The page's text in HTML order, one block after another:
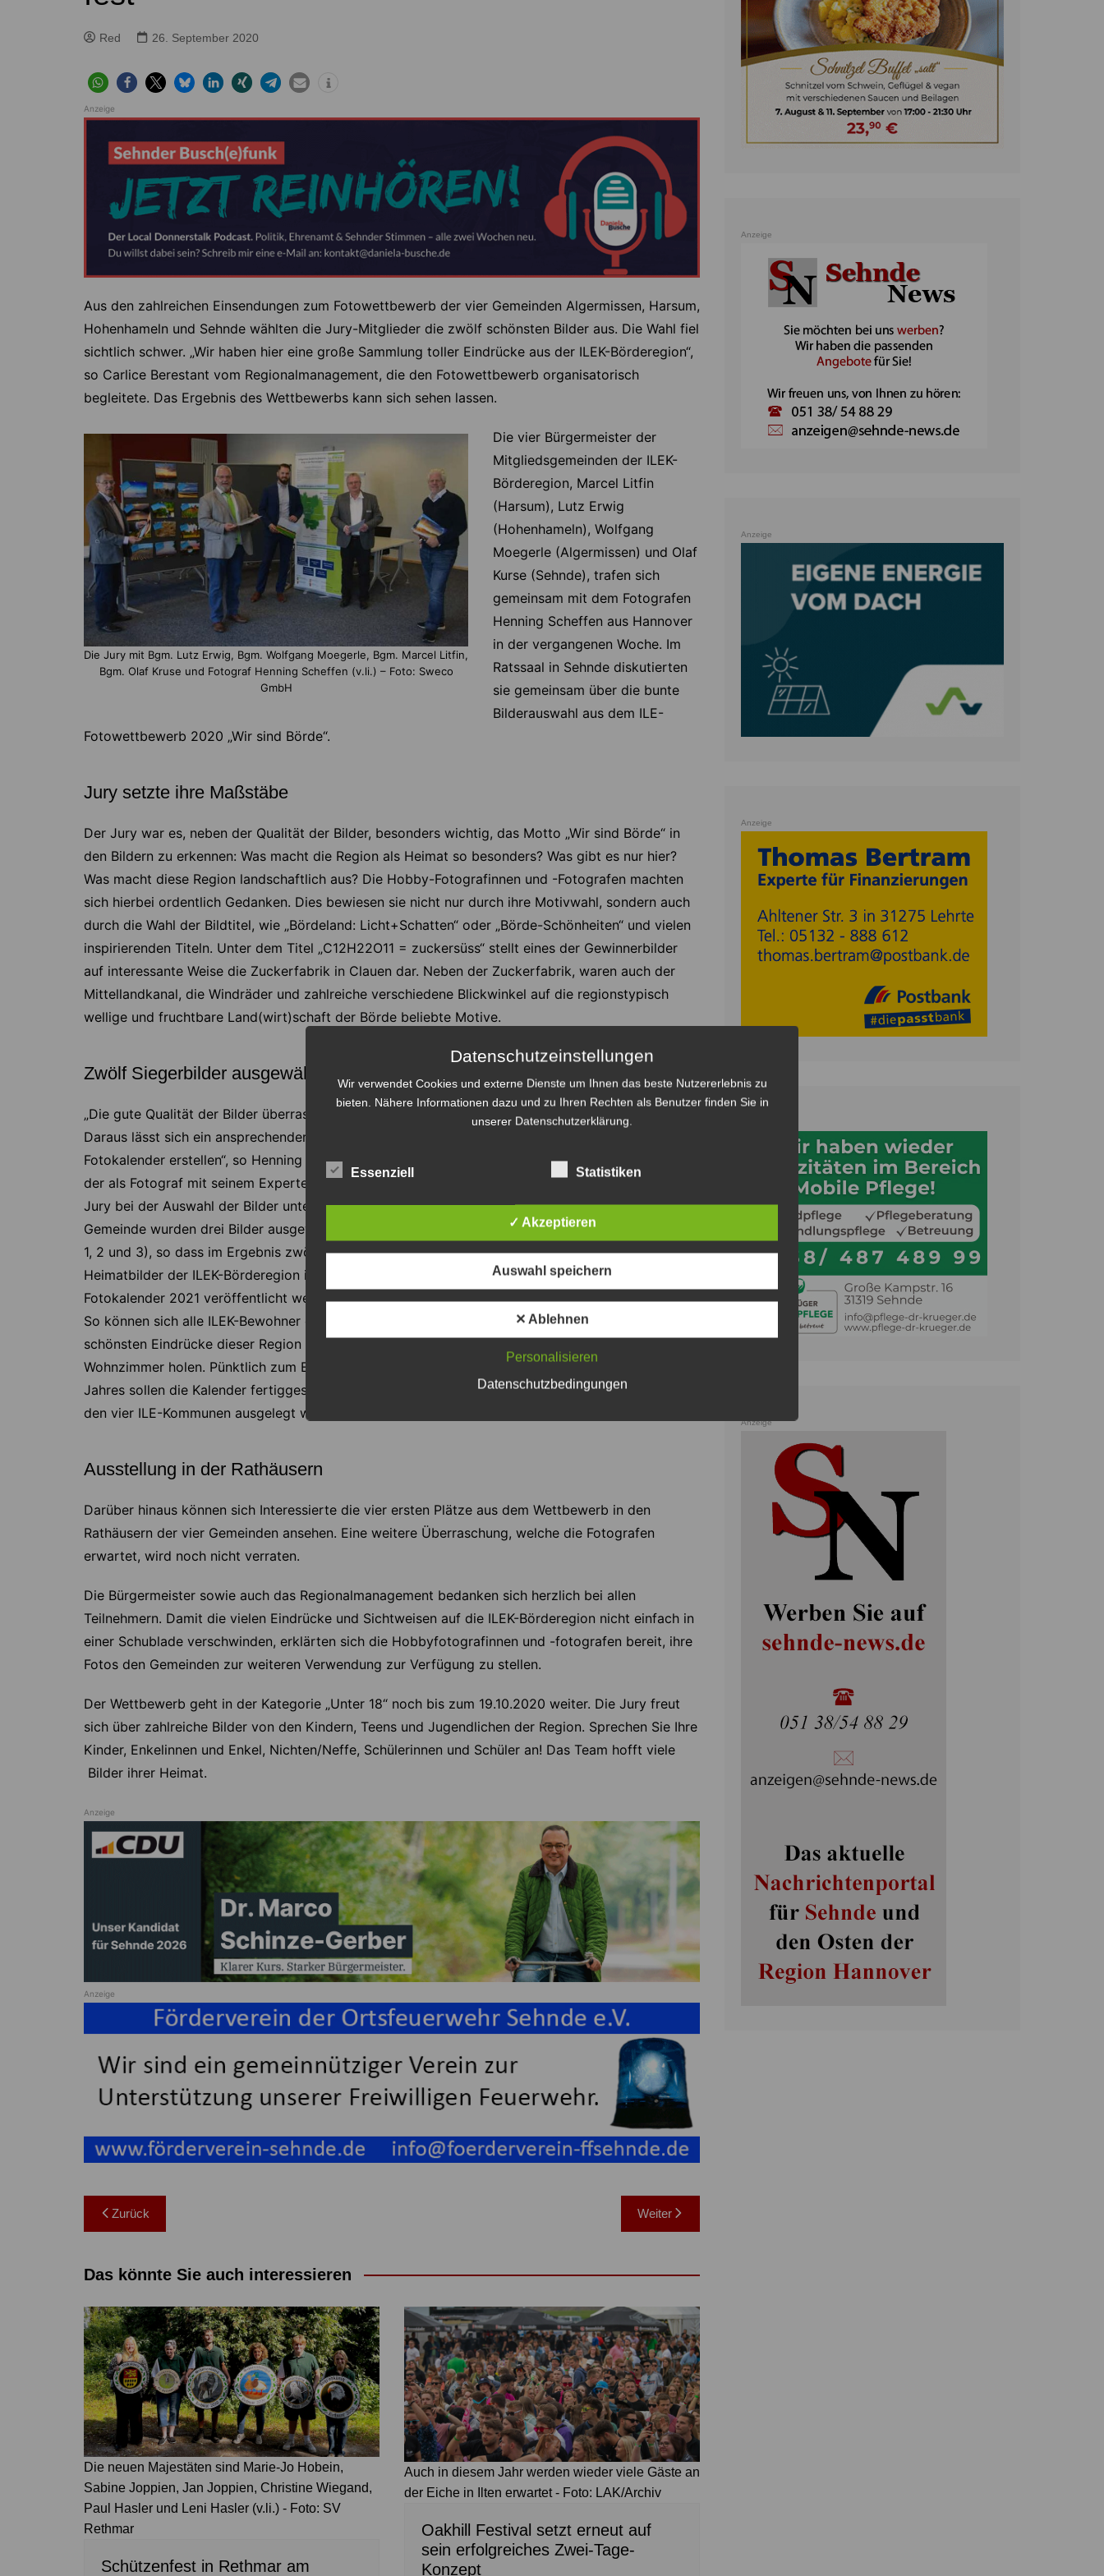
Höver
Ilten
Köthenwald
Müllingen
Rethmar
Sehnde
Wassel
Wehmingen
Wirringen
Ramhorst
Sievershausen
Tennis/Tischtennis
Kunst
Theater
Vorträge
Red 26. September 2020
Anzeige
Aus den zahlreichen Einsendungen zum Fotowettbewerb der vier Gemeinden Algermissen, Harsum,
Hohenhameln und Sehnde wählten die Jury-Mitglieder die zwölf schönsten Bilder aus. Die Wahl fiel
sichtlich schwer. „Wir haben hier eine große Sammlung toller Eindrücke aus der ILEK-Börderegion“,
so Carlice Berestant vom Regionalmanagement, die den Fotowettbewerb organisatorisch
begleitete. Das Ergebnis des Wettbewerbs kann sich sehen lassen.
Die Jury mit Bgm. Lutz Erwig, Bgm. Wolfgang Moegerle, Bgm. Marcel Litfin,
Bgm. Olaf Kruse und Fotograf Henning Scheffen (v.li.) – Foto: Sweco
GmbH
Die vier Bürgermeister der
Mitgliedsgemeinden der ILEK-
Börderegion, Marcel Litfin
(Harsum), Lutz Erwig
(Hohenhameln), Wolfgang
Moegerle (Algermissen) und Olaf
Kurse (Sehnde), trafen sich
gemeinsam mit dem Fotografen
Henning Scheffen aus Hannover
in der vergangenen Woche. Im
Ratssaal in Sehnde diskutierten
sie gemeinsam über die bunte
Bilderauswahl aus dem ILE-
Fotowettbewerb 2020 „Wir sind Börde“.
Jury setzte ihre Maßstäbe
Der Jury war es, neben der Qualität der Bilder, besonders wichtig, das Motto „Wir sind Börde“ in
den Bildern zu erkennen: Was macht die Region als Heimat so besonders? Was gibt es nur hier?
Was macht diese Region landschaftlich aus? Die Hobby-Fotografinnen und -Fotografen machten
sich hierbei ordentlich Gedanken. Dies bewiesen sie nicht nur durch ihre Motivwahl, sondern auch
durch die Wahl der Bildtitel, wie „Bördeland: Licht+Schatten“ oder „Börde-Schönheiten“ und vielen
inspirierenden Titeln. Unter dem Titel „C12H22O11 = zuckersüss“ stellt eines der Gewinnerbilder
auf interessante Weise die Zuckerfabrik in Clauen dar. Neben der Zuckerfabrik, waren auch der
Mittellandkanal, die Windräder und zahlreiche verschiedene Blickwinkel auf die regionstypisch
wellige und fruchtbare Land(wirt)schaft der Börde beliebte Motive.
Zwölf Siegerbilder ausgewählt
Die zwölf Gewinnerbilder der Jury – Foto: Sweco GmbH
„Die gute Qualität der Bilder überrascht mich.
Daraus lässt sich ein ansprechender
Fotokalender erstellen“, so Henning Scheffen,
der als Fotograf mit seinem Expertenblick die
Jury bei der Auswahl der Bilder unterstützt. Pro
Gemeinde wurden drei Bilder ausgewählt (Platz
1, 2 und 3), so dass im Ergebnis zwölf
Heimatbilder der ILEK-Börderegion im ILE-
Fotokalender 2021 veröffentlicht werden.
So können sich alle ILEK-Bewohner die
schönsten Eindrücke dieser Region auch in ihr
Wohnzimmer holen. Pünktlich zum Ende des
Jahres sollen die Kalender fertiggestellt und in
den vier ILE-Kommunen ausgelegt werden.
Ausstellung in der Rathäusern
Darüber hinaus können sich Interessierte die vier ersten Plätze aus dem Wettbewerb in den
Rathäusern der vier Gemeinden ansehen. Eine weitere Überraschung, welche die Fotografen
erwartet, wird noch nicht verraten.
Die Bürgermeister sowie auch das Regionalmanagement bedanken sich herzlich bei allen
Teilnehmern. Damit die vielen Eindrücke und Sichtweisen auf die ILEK-Börderegion nicht einfach in
einer Schublade verschwinden, erklärten sich die Hobbyfotografinnen und -fotografen bereit, ihre
Fotos den Gemeinden zur weiteren Verwendung zur Verfügung zu stellen.
Der Wettbewerb geht in der Kategorie „Unter 18“ noch bis zum 19.10.2020 weiter. Die Jury freut
sich über zahlreiche Bilder von den Kindern, Teens und Jugendlichen der Region. Sprechen Sie Ihre
Kinder, Enkelinnen und Enkel, Nichten/Neffe, Schülerinnen und Schüler an! Das Team hofft viele
Bilder ihrer Heimat.
Anzeige
Anzeige
Beitragsnavigation
Zurück Weiter
Das könnte Sie auch interessieren
Die neuen Majestäten sind Marie-Jo Hobein,
Sabine Joppien, Jan Joppien, Christine Wiegand,
Paul Hasler und Leni Hasler (v.li.) - Foto: SV
Rethmar
Schützenfest in Rethmar am
Auch in diesem Jahr werden wieder viele Gäste an
der Eiche in Ilten erwartet - Foto: LAK/Archiv
Oakhill Festival setzt erneut auf
sein erfolgreiches Zwei-Tage-
Konzept
Anzeige
Anzeige
Anzeige
Anzeige
Datenschutzeinstellungen
Wir verwendet Cookies und externe Dienste um Ihnen das beste Nutzererlebnis zu
bieten. Nähere Informationen dazu und zu Ihren Rechten als Benutzer finden Sie in
unserer Datenschutzerklärung.
Essenziell Statistiken
✓ Akzeptieren
Auswahl speichern
✕ Ablehnen
Personalisieren
Datenschutzbedingungen